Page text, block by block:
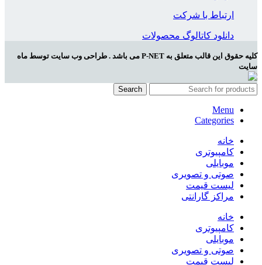
ارتباط با شرکت
دانلود کاتالوگ محصولات
کلیه حقوق این قالب متعلق به P-NET می باشد . طراحی وب سایت توسط ماه
سایت
Search
Menu
Categories
خانه
کامپیوتری
موبایلی
صوتی و تصویری
لیست قیمت
مراکز گارانتی
خانه
کامپیوتری
موبایلی
صوتی و تصویری
لیست قیمت